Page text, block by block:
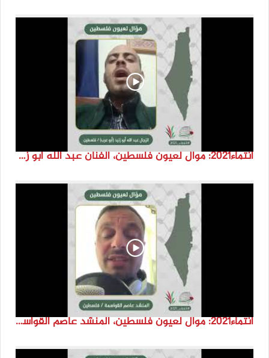
انتماء2021: موال لعيون فلسطين، الفنان عبد الله ابو زنيد، فلسطين
انتماء2021: موال لعيون فلسطين، المنشد عاصم القواسمة، الاردن